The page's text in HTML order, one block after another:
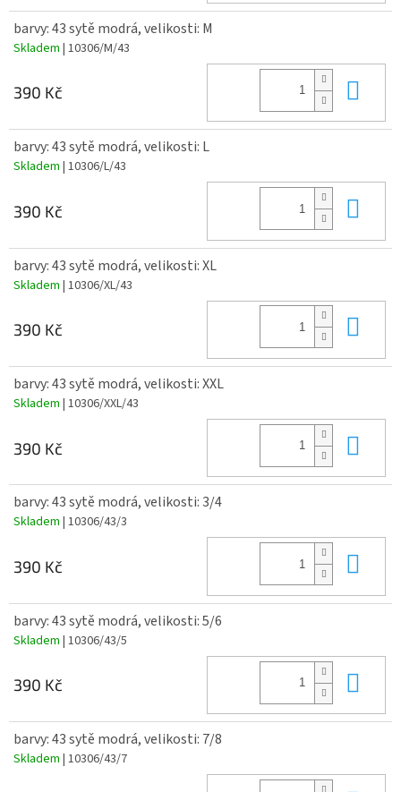
barvy: 43 sytě modrá, velikosti: M
Skladem | 10306/M/43
390 Kč
barvy: 43 sytě modrá, velikosti: L
Skladem | 10306/L/43
390 Kč
barvy: 43 sytě modrá, velikosti: XL
Skladem | 10306/XL/43
390 Kč
barvy: 43 sytě modrá, velikosti: XXL
Skladem | 10306/XXL/43
390 Kč
barvy: 43 sytě modrá, velikosti: 3/4
Skladem | 10306/43/3
390 Kč
barvy: 43 sytě modrá, velikosti: 5/6
Skladem | 10306/43/5
390 Kč
barvy: 43 sytě modrá, velikosti: 7/8
Skladem | 10306/43/7